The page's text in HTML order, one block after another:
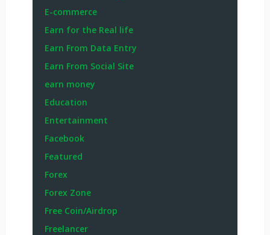
E-commerce
Earn for the Real life
Earn From Data Entry
Earn From Social Site
earn money
Education
Entertainment
Facebook
Featured
Forex
Forex Zone
Free Coin/Airdrop
Freelancer